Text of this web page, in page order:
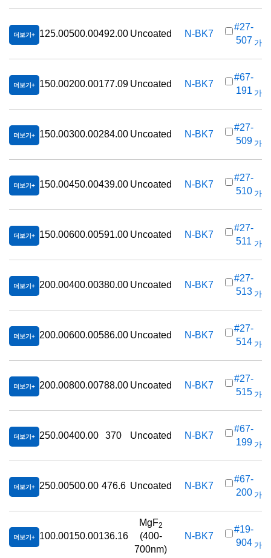
더보기 125.00500.00492.00 Uncoated N-BK7
#27-
507 가
더보기 150.00200.00177.09 Uncoated N-BK7
#67-
191 가
더보기 150.00300.00284.00 Uncoated N-BK7
#27-
509 가
더보기 150.00450.00439.00 Uncoated N-BK7
#27-
510 가
더보기 150.00600.00591.00 Uncoated N-BK7
#27-
511 가
더보기 200.00400.00380.00 Uncoated N-BK7
#27-
513 가
더보기 200.00600.00586.00 Uncoated N-BK7
#27-
514 가
더보기 200.00800.00788.00 Uncoated N-BK7
#27-
515 가
더보기 250.00400.00 370 Uncoated N-BK7
#67-
199 가
더보기 250.00500.00 476.6 Uncoated N-BK7
#67-
200 가
더보기 100.00150.00136.16
MgF2
(400-
700nm)
N-BK7
#19-
904 가